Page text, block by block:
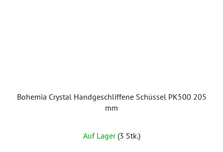
Bohemia Crystal Handgeschliffene Schüssel PK500 205
mm
Auf Lager (3 Stk.)